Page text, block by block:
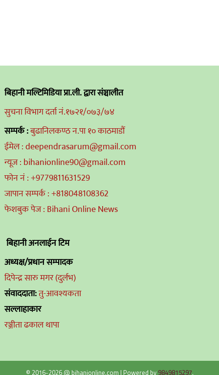
बिहानी मल्टिमिडिया प्रा.ली. द्वारा संञ्चालीत
सुचना विभाग दर्ता नं.१७२१/०७३/७४
सम्पर्क :बुढानिलकण्ठ न.पा १० काठमाडौं
ईमेल : deependrasarum@gmail.com
न्यूज : bihanionline90@gmail.com
फोन नं : +9779811631529
जापान सम्पर्क : +818048108362
फेशबुक पेज : Bihani Online News
बिहानी अनलाईन टिम
अध्यक्ष/प्रधान सम्पादक
दिपेन्द्र सारु मगर (दुर्लभ)
संवाददाता:तु-आवश्यकता
सल्लाहाकार
रञ्जीता ढकाल थापा
© 2016-2026 @ bihanionline.com | Powered by 9849815297.